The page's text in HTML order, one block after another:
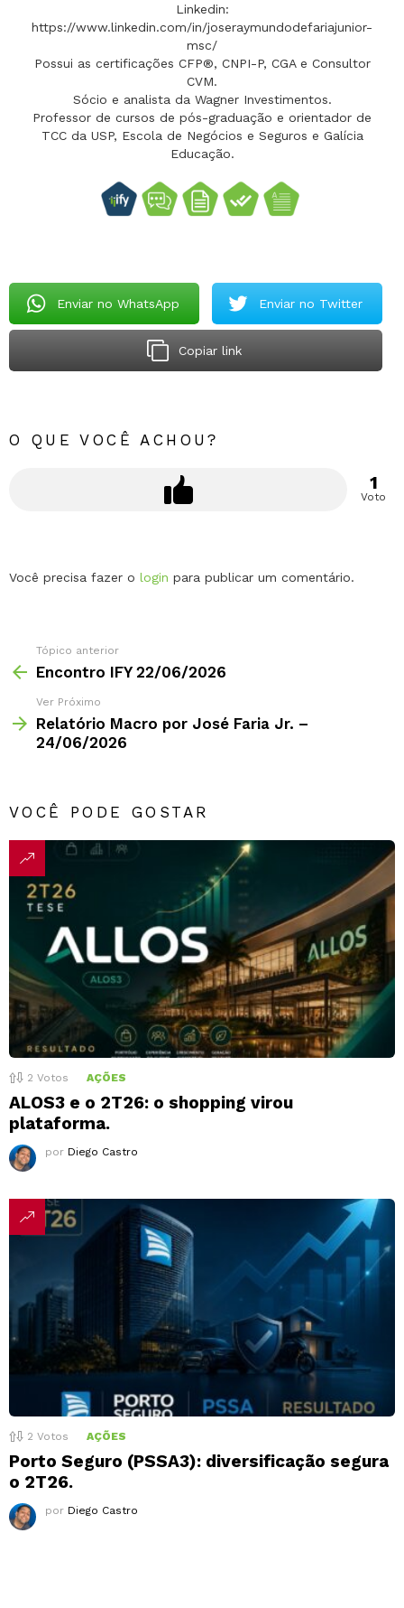
Linkedin:
https://www.linkedin.com/in/joseraymundodefariajunior-
msc/
Possui as certificações CFP®, CNPI-P, CGA e Consultor
CVM.
Sócio e analista da Wagner Investimentos.
Professor de cursos de pós-graduação e orientador de
TCC da USP, Escola de Negócios e Seguros e Galícia
Educação.
Enviar no WhatsApp Enviar no Twitter
Copiar link
O QUE VOCÊ ACHOU?
1
Voto
Deixe
Você precisa fazer o login para publicar um comentário.
Tópico anterior
Encontro IFY 22/06/2026
Ver Próximo
Relatório Macro por José Faria Jr. –
24/06/2026
VOCÊ PODE GOSTAR
2 Votos AÇÕES
ALOS3 e o 2T26: o shopping virou
plataforma.
por Diego Castro
2 Votos AÇÕES
Porto Seguro (PSSA3): diversificação segura
o 2T26.
por Diego Castro